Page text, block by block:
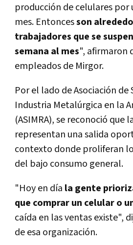
producción de celulares por
mes. Entoncesson
trabajadores que se
semana al mes", afirmaron
empleados de Mirgor.
Por el lado de Asociación de
Industria Metalúrgica en la
(ASIMRA), se reconoció que
representan una salida
contexto donde proliferan
del bajo consumo general.
"Hoy en día la gente
que comprar un celular o
caída en las ventas existe",
de esa organización.